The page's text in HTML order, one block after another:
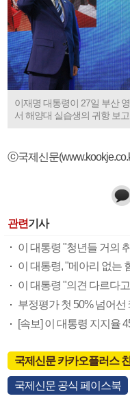
이재명 대통령이 27일 부산
서 해양대 실습생의 귀항 보
ⓒ국제신문
관련기사
이 대통령 "청년들 거의
이 대통령, "메아리 없는
부정평가 첫 50% 넘어선
국제신문 카카오플러스
국제신문 공식 페이스북